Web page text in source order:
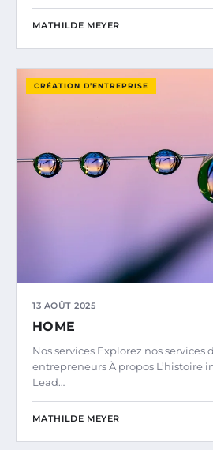
MATHILDE MEYER
CRÉATION D’ENTREPRISE
13 AOÛT 2025
HOME
Nos services Explorez nos services
entrepreneurs À propos L’histoire
Lead…
MATHILDE MEYER